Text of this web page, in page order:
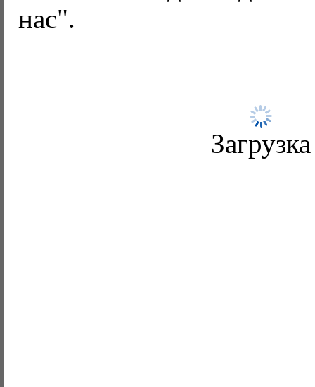
нас".
Загрузка